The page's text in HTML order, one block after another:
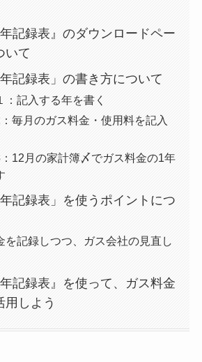
年記録表』のダウンロードペー
いて
年記録表」の書き方について
：記入する年を書く
毎月のガス料金・使用料を記入
12月の家計簿〆でガス料金の1年
年記録表」を使うポイントにつ
を記録しつつ、ガス会社の見直し
年記録表』を使って、ガス料金
用しよう